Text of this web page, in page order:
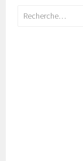
ARTICLES
Rechercher :